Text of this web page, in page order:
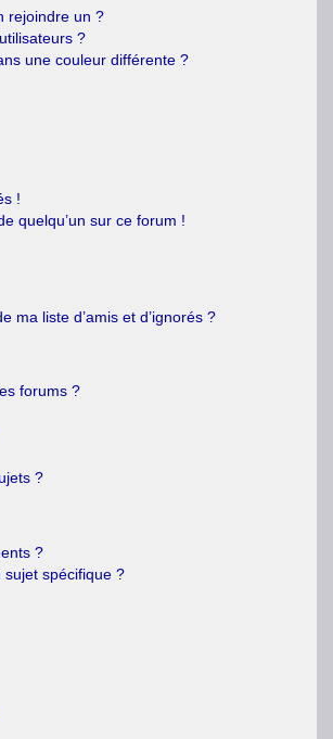
rejoindre un ?
?
une couleur différente ?
!
quelqu’un sur ce forum !
ma liste d’amis et d’ignorés ?
forums ?
?
?
sujet spécifique ?